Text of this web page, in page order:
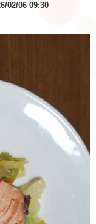
02/06 09:30